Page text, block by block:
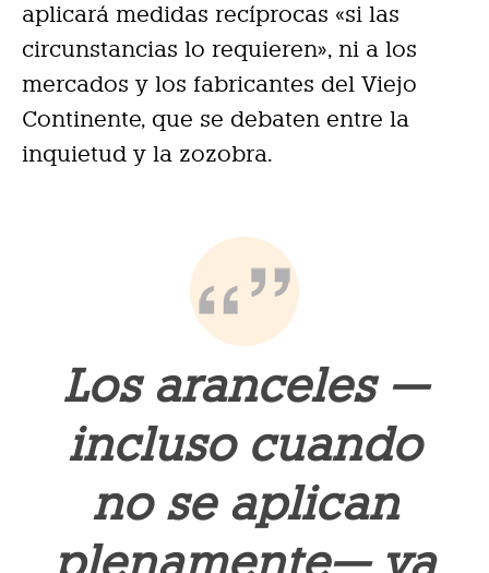
aplicará medidas recíprocas «si las
circunstancias lo requieren», ni a los
mercados y los fabricantes del Viejo
Continente, que se debaten entre la
inquietud y la zozobra.
Los aranceles —
incluso cuando
no se aplican